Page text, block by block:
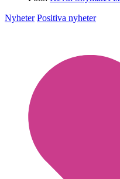
Nyheter Positiva nyheter